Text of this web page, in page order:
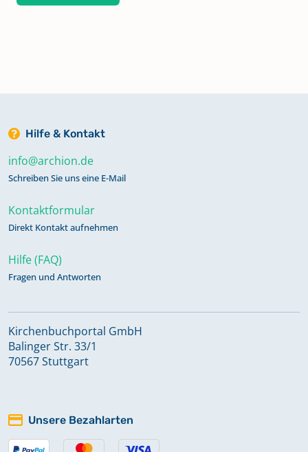
Hilfe & Kontakt
info@archion.de
Schreiben Sie uns eine E-Mail
Kontaktformular
Direkt Kontakt aufnehmen
Hilfe (FAQ)
Fragen und Antworten
Kirchenbuchportal GmbH
Balinger Str. 33/1
70567 Stuttgart
Unsere Bezahlarten